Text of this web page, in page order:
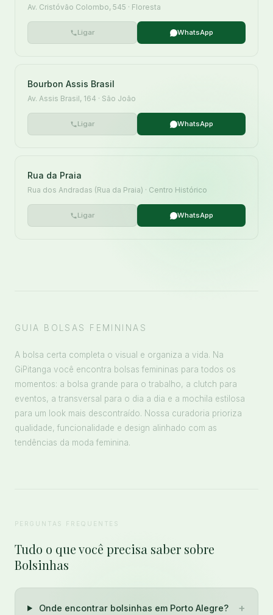
Av. Cristóvão Colombo, 545 · Floresta
Ligar WhatsApp
Bourbon Assis Brasil
Av. Assis Brasil, 164 · São João
Ligar WhatsApp
Rua da Praia
Rua dos Andradas (Rua da Praia) · Centro Histórico
Ligar WhatsApp
GUIA BOLSAS FEMININAS
A bolsa certa completa o visual e organiza a vida. Na
GiPitanga você encontra bolsas femininas para todos os
momentos: a bolsa grande para o trabalho, a clutch para
eventos, a transversal para o dia a dia e a mochila estilosa
para um look mais descontraído. Nossa curadoria prioriza
qualidade, funcionalidade e design alinhado com as
tendências da moda feminina.
PERGUNTAS FREQUENTES
Tudo o que você precisa saber sobre
Bolsinhas
Onde encontrar bolsinhas em Porto Alegre? +